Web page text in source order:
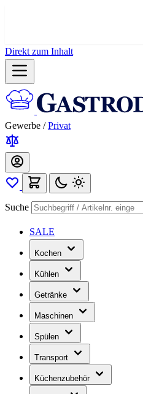
Direkt zum Inhalt
Gewerbe / Privat
Suche
SALE
Kochen
Kühlen
Getränke
Maschinen
Spülen
Transport
Küchenzubehör